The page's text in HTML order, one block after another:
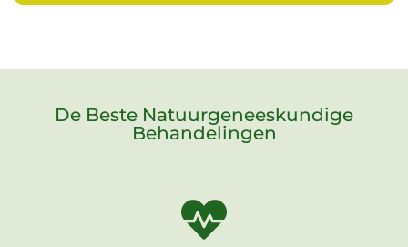
De Beste Natuurgeneeskundige
Behandelingen